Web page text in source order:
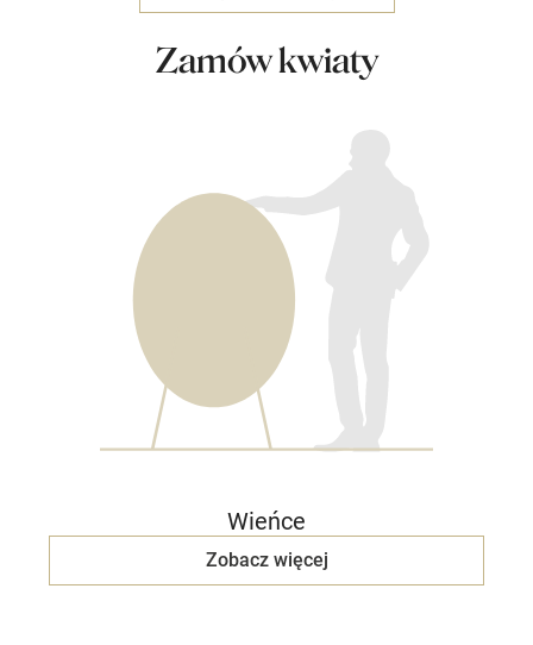
Zamów kwiaty
Wieńce
Zobacz więcej